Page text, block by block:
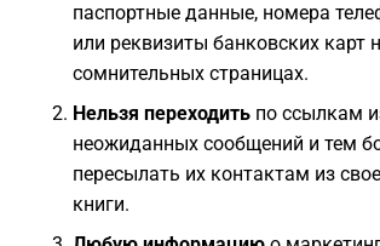
паспортные данные, номера
или реквизиты банковских карт
сомнительных страницах.
Нельзя переходить по ссылкам
неожиданных сообщений и тем
пересылать их контактам из
книги.